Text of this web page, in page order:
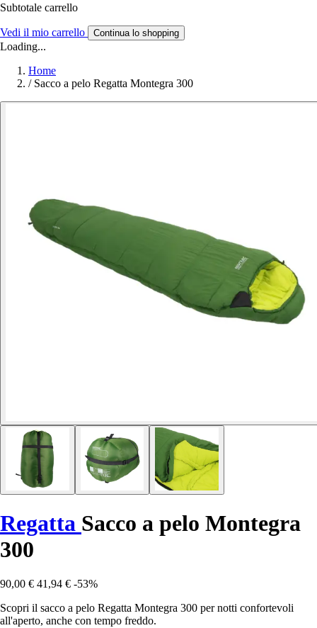
Subtotale carrello
Vedi il mio carrello Continua lo shopping
Loading...
Home
/ Sacco a pelo Regatta Montegra 300
Regatta Sacco a pelo Montegra
300
90,00 € 41,94 € -53%
Scopri il sacco a pelo Regatta Montegra 300 per notti confortevoli
all'aperto, anche con tempo freddo.